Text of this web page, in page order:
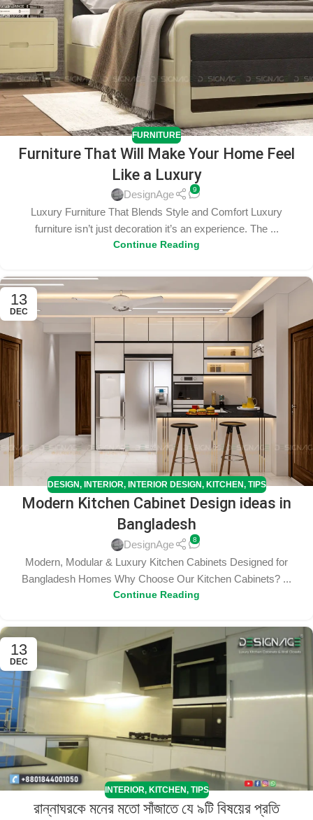
FURNITURE
Furniture That Will Make Your Home Feel
Like a Luxury
DesignAge 9
Luxury Furniture That Blends Style and Comfort Luxury
furniture isn’t just decoration it’s an experience. The ...
Continue Reading
13
DEC
DESIGN, INTERIOR, INTERIOR DESIGN, KITCHEN, TIPS
Modern Kitchen Cabinet Design ideas in
Bangladesh
DesignAge 8
Modern, Modular & Luxury Kitchen Cabinets Designed for
Bangladesh Homes Why Choose Our Kitchen Cabinets? ...
Continue Reading
13
DEC
INTERIOR, KITCHEN, TIPS
রান্নাঘরকে মনের মতো সাঁজাতে যে ৯টি বিষয়ের প্রতি